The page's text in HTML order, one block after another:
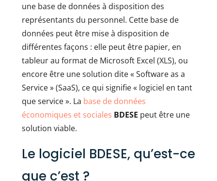
une base de données à disposition des
représentants du personnel. Cette base de
données peut être mise à disposition de
différentes façons : elle peut être papier, en
tableur au format de Microsoft Excel (XLS), ou
encore être une solution dite « Software as a
Service » (SaaS), ce qui signifie « logiciel en tant
que service ». La base de données
économiques et sociales BDESE peut être une
solution viable.
Le logiciel BDESE, qu’est-ce
que c’est ?